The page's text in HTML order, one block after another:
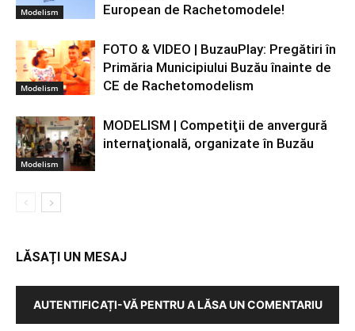
Modelism
European de Rachetomodele!
Modelism
FOTO & VIDEO | BuzauPlay: Pregătiri în
Primăria Municipiului Buzău înainte de
CE de Rachetomodelism
Modelism
MODELISM | Competiţii de anvergură
internaţională, organizate în Buzău
LĂSAȚI UN MESAJ
AUTENTIFICAȚI-VĂ PENTRU A LĂSA UN COMENTARIU